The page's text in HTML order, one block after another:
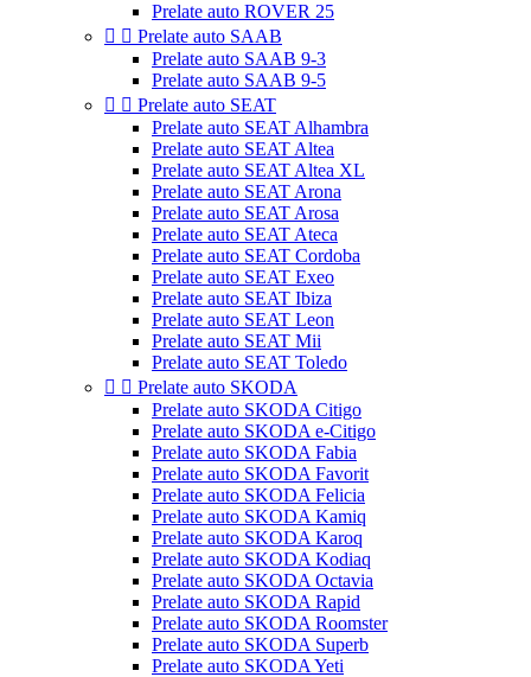
Prelate auto ROVER 25
  Prelate auto SAAB
Prelate auto SAAB 9-3
Prelate auto SAAB 9-5
  Prelate auto SEAT
Prelate auto SEAT Alhambra
Prelate auto SEAT Altea
Prelate auto SEAT Altea XL
Prelate auto SEAT Arona
Prelate auto SEAT Arosa
Prelate auto SEAT Ateca
Prelate auto SEAT Cordoba
Prelate auto SEAT Exeo
Prelate auto SEAT Ibiza
Prelate auto SEAT Leon
Prelate auto SEAT Mii
Prelate auto SEAT Toledo
  Prelate auto SKODA
Prelate auto SKODA Citigo
Prelate auto SKODA e-Citigo
Prelate auto SKODA Fabia
Prelate auto SKODA Favorit
Prelate auto SKODA Felicia
Prelate auto SKODA Kamiq
Prelate auto SKODA Karoq
Prelate auto SKODA Kodiaq
Prelate auto SKODA Octavia
Prelate auto SKODA Rapid
Prelate auto SKODA Roomster
Prelate auto SKODA Superb
Prelate auto SKODA Yeti